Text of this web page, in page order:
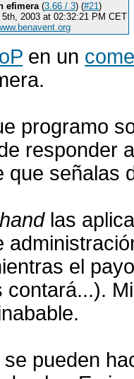
efimera(3.66 / 3) (#21)
2003 at 02:32:21 PM CET
en un
programo
responder
que señalas
las
el
contará...).
pueden